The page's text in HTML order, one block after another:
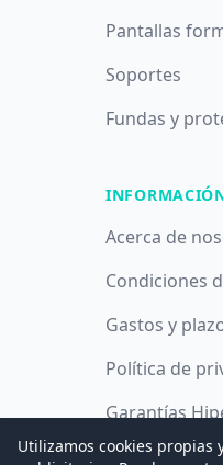
Pantallas
Soportes
Fundas y
Acerca de
Condiciones
Gastos y
Política de
Garantías
Política de
Utilizamos cookies propias